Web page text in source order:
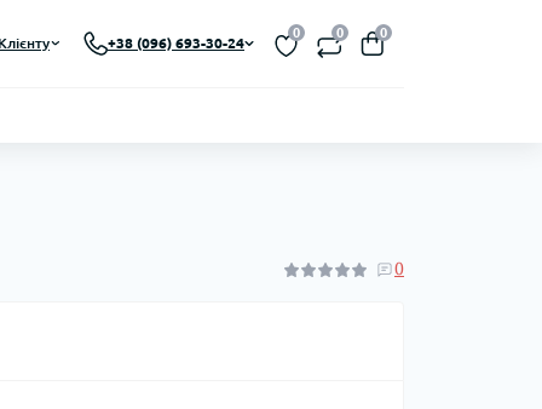
+38 (096) 693-30-24
0 0 0
0